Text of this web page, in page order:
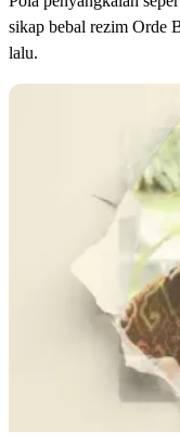
sikap bebal rezim Orde
lalu.